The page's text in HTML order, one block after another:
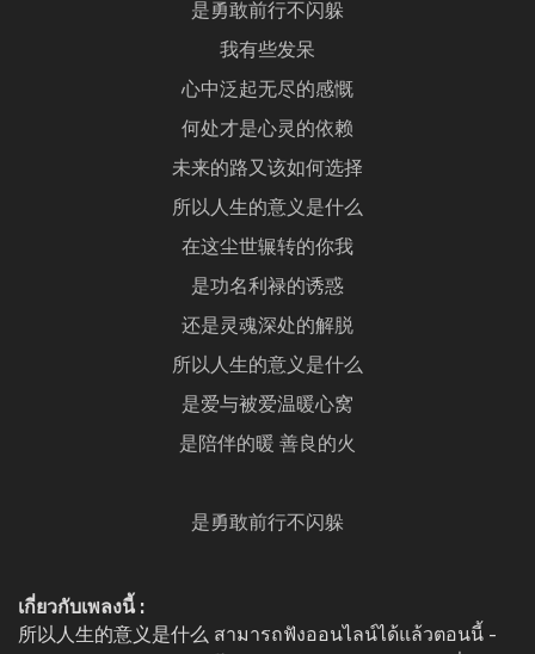
是勇敢前行不闪躲
我有些发呆
心中泛起无尽的感慨
何处才是心灵的依赖
未来的路又该如何选择
所以人生的意义是什么
在这尘世辗转的你我
是功名利禄的诱惑
还是灵魂深处的解脱
所以人生的意义是什么
是爱与被爱温暖心窝
是陪伴的暖 善良的火
是勇敢前行不闪躲
เกี่ยวกับเพลงนี้ :
所以人生的意义是什么 สามารถฟังออนไลน์ได้แล้วตอนนี้ -